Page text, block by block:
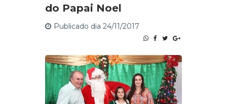
do Papai Noel
Publicado dia 24/11/2017